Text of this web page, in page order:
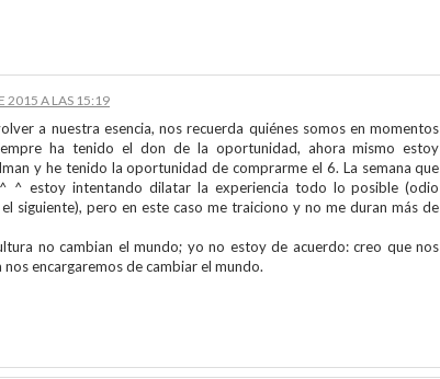
2015 A LAS 15:19
a nuestra esencia, nos recuerda quiénes somos en momentos
ha tenido el don de la oportunidad, ahora mismo estoy
y he tenido la oportunidad de comprarme el 6. La semana que
^ estoy intentando dilatar la experiencia todo lo posible (odio
siguiente), pero en este caso me traiciono y no me duran más de
no cambian el mundo; yo no estoy de acuerdo: creo que nos
encargaremos de cambiar el mundo.